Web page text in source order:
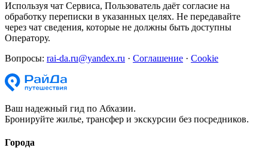
Используя чат Сервиса, Пользователь даёт согласие на
обработку переписки в указанных целях. Не передавайте
через чат сведения, которые не должны быть доступны
Оператору.
Вопросы: rai-da.ru@yandex.ru · Соглашение · Cookie
Ваш надежный гид по Абхазии.
Бронируйте жилье, трансфер и экскурсии без посредников.
Города